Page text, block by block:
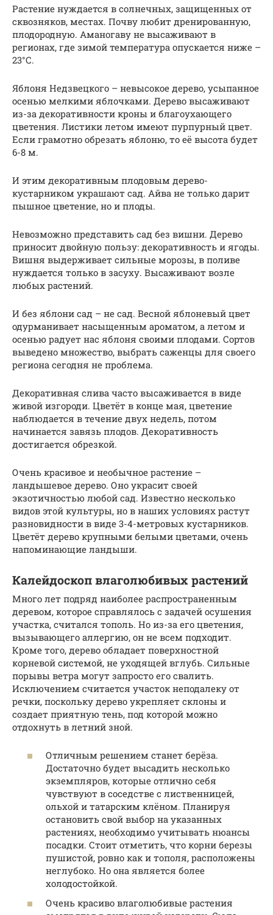
Растение нуждается в солнечных, защищенных от
сквозняков, местах. Почву любит дренированную,
плодородную. Аманогаву не высаживают в
регионах, где зимой температура опускается ниже –
23°С.
Яблоня Недзвецкого – невысокое дерево, усыпанное
осенью мелкими яблочками. Дерево высаживают
из-за декоративности кроны и благоухающего
цветения. Листики летом имеют пурпурный цвет.
Если грамотно обрезать яблоню, то её высота будет
6-8 м.
И этим декоративным плодовым дерево-
кустарником украшают сад. Айва не только дарит
пышное цветение, но и плоды.
Невозможно представить сад без вишни. Дерево
приносит двойную пользу: декоративность и ягоды.
Вишня выдерживает сильные морозы, в поливе
нуждается только в засуху. Высаживают возле
любых растений.
И без яблони сад – не сад. Весной яблоневый цвет
одурманивает насыщенным ароматом, а летом и
осенью радует нас яблоня своими плодами. Сортов
выведено множество, выбрать саженцы для своего
региона сегодня не проблема.
Декоративная слива часто высаживается в виде
живой изгороди. Цветёт в конце мая, цветение
наблюдается в течение двух недель, потом
начинается завязь плодов. Декоративность
достигается обрезкой.
Очень красивое и необычное растение –
ландышевое дерево. Оно украсит своей
экзотичностью любой сад. Известно несколько
видов этой культуры, но в наших условиях растут
разновидности в виде 3-4-метровых кустарников.
Цветёт дерево крупными белыми цветами, очень
напоминающие ландыши.
Калейдоскоп влаголюбивых растений
Много лет подряд наиболее распространенным
деревом, которое справлялось с задачей осушения
участка, считался тополь. Но из-за его цветения,
вызывающего аллергию, он не всем подходит.
Кроме того, дерево обладает поверхностной
корневой системой, не уходящей вглубь. Сильные
порывы ветра могут запросто его свалить.
Исключением считается участок неподалеку от
речки, поскольку дерево укрепляет склоны и
создает приятную тень, под которой можно
отдохнуть в летний зной.
Отличным решением станет берёза.
Достаточно будет высадить несколько
экземпляров, которые отлично себя
чувствуют в соседстве с лиственницей,
ольхой и татарским клёном. Планируя
остановить свой выбор на указанных
растениях, необходимо учитывать нюансы
посадки. Стоит отметить, что корни березы
пушистой, ровно как и тополя, расположены
неглубоко. Но она является более
холодостойкой.
Очень красиво влаголюбивые растения